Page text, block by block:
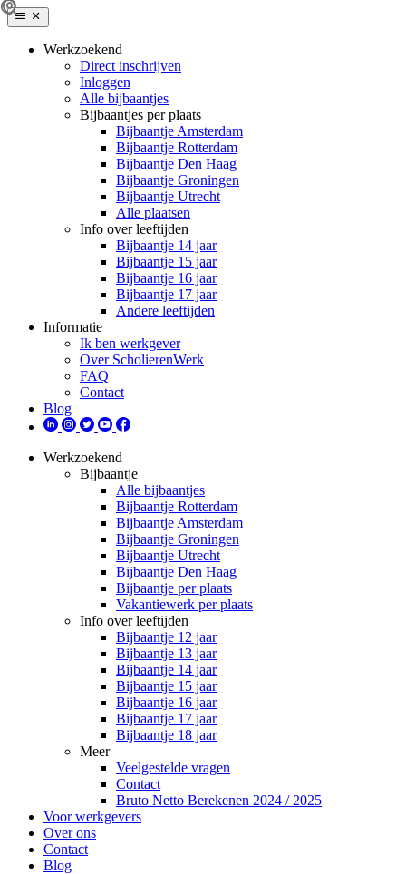
Werkzoekend
Direct inschrijven
Inloggen
Alle bijbaantjes
Bijbaantjes per plaats
Bijbaantje Amsterdam
Bijbaantje Rotterdam
Bijbaantje Den Haag
Bijbaantje Groningen
Bijbaantje Utrecht
Alle plaatsen
Info over leeftijden
Bijbaantje 14 jaar
Bijbaantje 15 jaar
Bijbaantje 16 jaar
Bijbaantje 17 jaar
Andere leeftijden
Informatie
Ik ben werkgever
Over ScholierenWerk
FAQ
Contact
Blog
Werkzoekend
Bijbaantje
Alle bijbaantjes
Bijbaantje Rotterdam
Bijbaantje Amsterdam
Bijbaantje Groningen
Bijbaantje Utrecht
Bijbaantje Den Haag
Bijbaantje per plaats
Vakantiewerk per plaats
Info over leeftijden
Bijbaantje 12 jaar
Bijbaantje 13 jaar
Bijbaantje 14 jaar
Bijbaantje 15 jaar
Bijbaantje 16 jaar
Bijbaantje 17 jaar
Bijbaantje 18 jaar
Meer
Veelgestelde vragen
Contact
Bruto Netto Berekenen 2024 / 2025
Voor werkgevers
Over ons
Contact
Blog